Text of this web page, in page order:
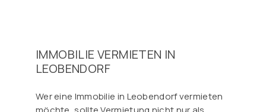
IMMOBILIE VERMIETEN IN
LEOBENDORF
Wer eine Immobilie in Leobendorf vermieten